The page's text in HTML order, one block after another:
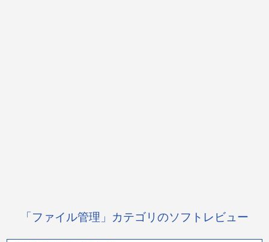
「ファイル管理」カテゴリのソフトレビュー